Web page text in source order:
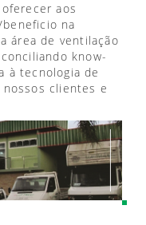
aos
na
área de ventilação
know-
à tecnologia de
clientes e